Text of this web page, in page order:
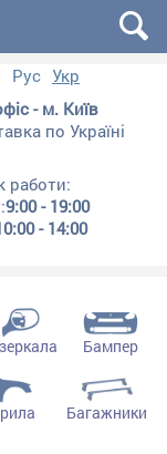
Рус Укр
- м. Київ
по Україні
работи:
9:00 - 19:00
- 14:00
Бампер
Багажники